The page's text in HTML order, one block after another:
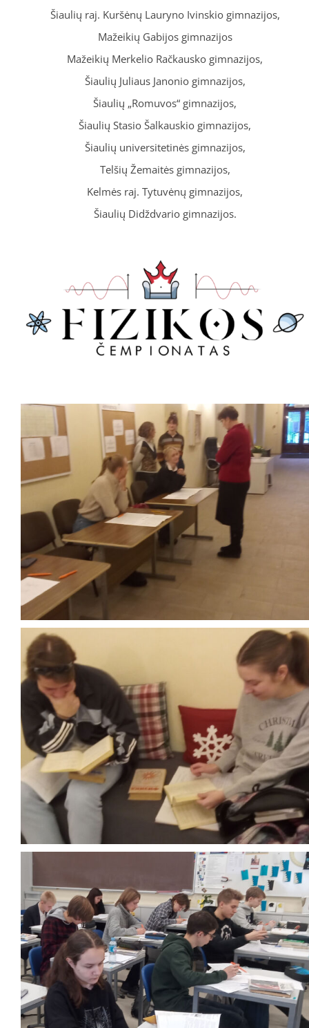
Šiaulių raj. Kuršėnų Lauryno Ivinskio gimnazijos,
Mažeikių Gabijos gimnazijos
Mažeikių Merkelio Račkausko gimnazijos,
Šiaulių Juliaus Janonio gimnazijos,
Šiaulių „Romuvos“ gimnazijos,
Šiaulių Stasio Šalkauskio gimnazijos,
Šiaulių universitetinės gimnazijos,
Telšių Žemaitės gimnazijos,
Kelmės raj. Tytuvėnų gimnazijos,
Šiaulių Didždvario gimnazijos.